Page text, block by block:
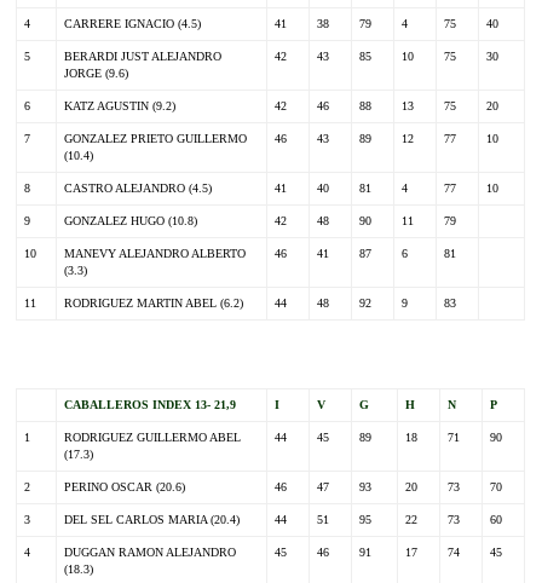
4 CARRERE IGNACIO (4.5) 41 38 79 4 75 40
5
BERARDI JUST ALEJANDRO
JORGE (9.6)
42 43 85 10 75 30
6 KATZ AGUSTIN (9.2) 42 46 88 13 75 20
7
GONZALEZ PRIETO GUILLERMO
(10.4)
46 43 89 12 77 10
8 CASTRO ALEJANDRO (4.5) 41 40 81 4 77 10
9 GONZALEZ HUGO (10.8) 42 48 90 11 79
10
MANEVY ALEJANDRO ALBERTO
(3.3)
46 41 87 6 81
11 RODRIGUEZ MARTIN ABEL (6.2) 44 48 92 9 83
CABALLEROS INDEX 13- 21,9 I V G H N P
1
RODRIGUEZ GUILLERMO ABEL
(17.3)
44 45 89 18 71 90
2 PERINO OSCAR (20.6) 46 47 93 20 73 70
3 DEL SEL CARLOS MARIA (20.4) 44 51 95 22 73 60
4
DUGGAN RAMON ALEJANDRO
(18.3)
45 46 91 17 74 45